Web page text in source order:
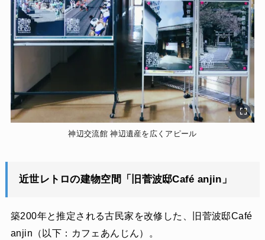
神辺交流館 神辺遺産を広くアピール
近世レトロの建物空間「 旧菅波邸Café anjin 」
築200年と推定される古民家を改修した、旧菅波邸Café
anjin（以下：カフェあんじん）。